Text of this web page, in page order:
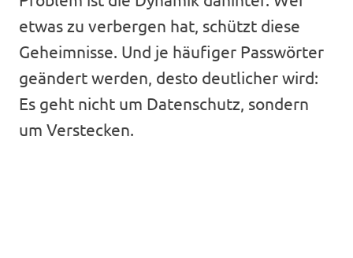
etwas zu verbergen hat, schützt diese
Geheimnisse. Und je häufiger Passwörter
geändert werden, desto deutlicher wird:
Es geht nicht um Datenschutz, sondern
um Verstecken.